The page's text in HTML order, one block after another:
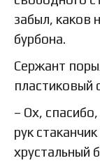
забыл, каков
бурбона.
Сержант
пластиковый
– Ох,
рук
хрустальный